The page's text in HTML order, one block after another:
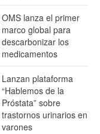
OMS lanza el primer
marco global para
descarbonizar los
medicamentos
Lanzan plataforma
“Hablemos de la
Próstata” sobre
trastornos urinarios en
varones